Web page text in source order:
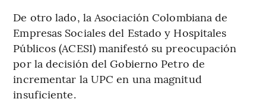
De otro lado, la Asociación Colombiana de
Empresas Sociales del Estado y Hospitales
Públicos (ACESI) manifestó su preocupación
por la decisión del Gobierno Petro de
incrementar la UPC en una magnitud
insuficiente.